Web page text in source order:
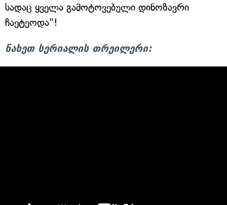
სადაც ყველა გამოტოვებული დინოზავრი
ჩაეტეოდა"!
ნახეთ სერიალის თრეილერი: